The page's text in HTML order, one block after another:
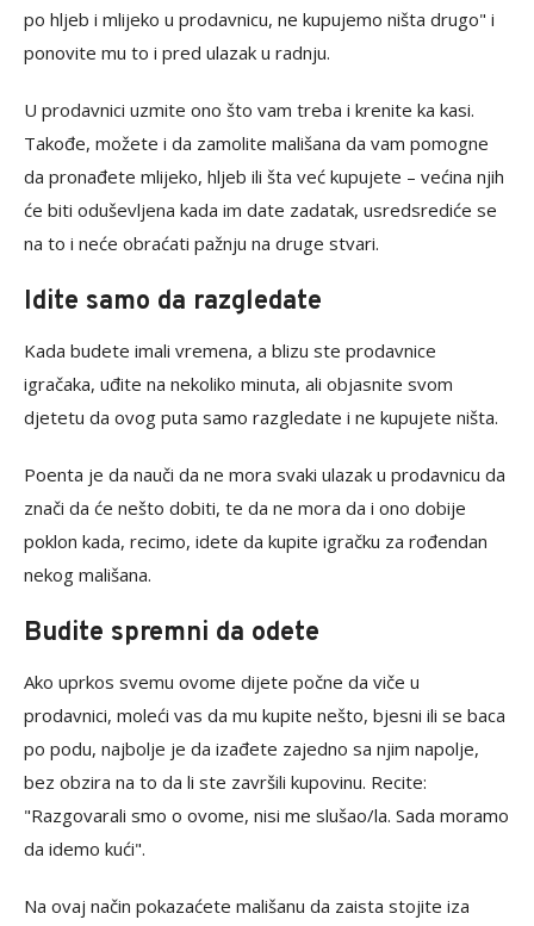
po hljeb i mlijeko u prodavnicu, ne kupujemo ništa drugo" i
ponovite mu to i pred ulazak u radnju.
U prodavnici uzmite ono što vam treba i krenite ka kasi.
Takođe, možete i da zamolite mališana da vam pomogne
da pronađete mlijeko, hljeb ili šta već kupujete – većina njih
će biti oduševljena kada im date zadatak, usredsrediće se
na to i neće obraćati pažnju na druge stvari.
Idite samo da razgledate
Kada budete imali vremena, a blizu ste prodavnice
igračaka, uđite na nekoliko minuta, ali objasnite svom
djetetu da ovog puta samo razgledate i ne kupujete ništa.
Poenta je da nauči da ne mora svaki ulazak u prodavnicu da
znači da će nešto dobiti, te da ne mora da i ono dobije
poklon kada, recimo, idete da kupite igračku za rođendan
nekog mališana.
Budite spremni da odete
Ako uprkos svemu ovome dijete počne da viče u
prodavnici, moleći vas da mu kupite nešto, bjesni ili se baca
po podu, najbolje je da izađete zajedno sa njim napolje,
bez obzira na to da li ste završili kupovinu. Recite:
"Razgovarali smo o ovome, nisi me slušao/la. Sada moramo
da idemo kući".
Na ovaj način pokazaćete mališanu da zaista stojite iza